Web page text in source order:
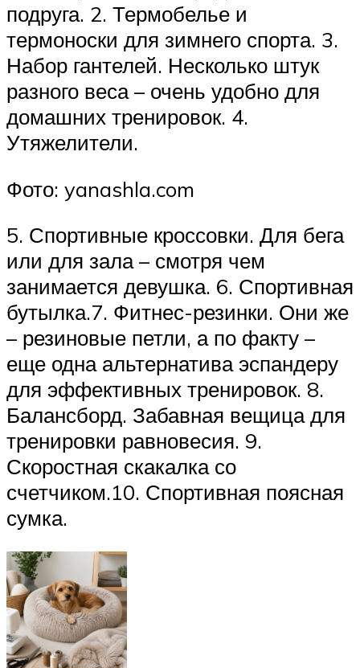
подруга. 2. Термобелье и
термоноски для зимнего спорта. 3.
Набор гантелей. Несколько штук
разного веса – очень удобно для
домашних тренировок. 4.
Утяжелители.
Фото: yanashla.com
5. Спортивные кроссовки. Для бега
или для зала – смотря чем
занимается девушка. 6. Спортивная
бутылка.7. Фитнес-резинки. Они же
– резиновые петли, а по факту –
еще одна альтернатива эспандеру
для эффективных тренировок. 8.
Балансборд. Забавная вещица для
тренировки равновесия. 9.
Скоростная скакалка со
счетчиком.10. Спортивная поясная
сумка.